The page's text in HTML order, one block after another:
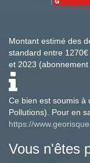
Montant estimé des
standard entre
et 2023 (abonnement
Ce bien est soumis à
Pollutions). Pour en
https://
Vous n'êtes